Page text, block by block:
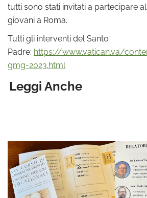
tutti sono stati invitati a partecipare
giovani a Roma.
Tutti gli interventi del Santo
Padre: https://www.vatican.va/
gmg-2023.html
Leggi Anche